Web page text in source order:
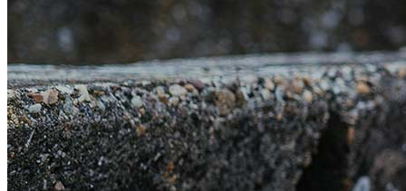
Kalendár súťaží
Cenník
Kontakt
Tábory